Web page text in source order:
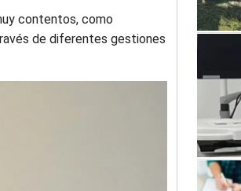
contentos, como
de diferentes gestiones